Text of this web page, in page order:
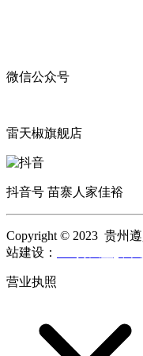
微信公众号
雷天椒旗舰店
抖音号 苗寨人家佳裕
Copyright © 2023 贵州
站建设：
营业执照